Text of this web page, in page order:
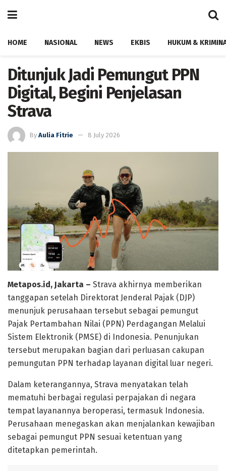
HOME NASIONAL NEWS EKBIS HUKUM &
Ditunjuk Jadi Pemungut PPN
Digital, Begini Penjelasan
Strava
By Aulia Fitrie 8 July 2026
Metapos.id, Jakarta – Strava akhirnya memberikan
tanggapan setelah Direktorat Jenderal Pajak (DJP)
menunjuk perusahaan tersebut sebagai pemungut
Pajak Pertambahan Nilai (PPN) Perdagangan Melalui
Sistem Elektronik (PMSE) di Indonesia. Penunjukan
tersebut merupakan bagian dari perluasan cakupan
pemungutan PPN terhadap layanan digital luar negeri.
Dalam keterangannya, Strava menyatakan telah
mematuhi berbagai regulasi perpajakan di negara
tempat layanannya beroperasi, termasuk Indonesia.
Perusahaan menegaskan akan menjalankan kewajiban
sebagai pemungut PPN sesuai ketentuan yang
ditetapkan pemerintah.